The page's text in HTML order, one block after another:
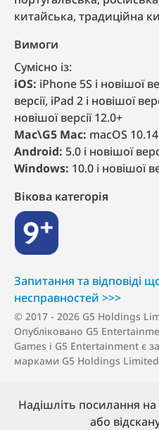
китайська, традиційна
Вимоги
Сумісно із:
iOS: iPhone 5S і новішої
версії, iPad 2 і новішої
новішої версії 12.0+
Mac\G5 Mac: macOS
Android: 5.0 і новішої
Windows: 10.0 і новішої
Вікова категорія
9+
Запитання та відповіді
несправностей >>>
© 2017 - 2026 G5 Holdings
Опубліковано G5
Games і G5 Entertainment є
марками G5 Holdings
Надішліть посилання
або